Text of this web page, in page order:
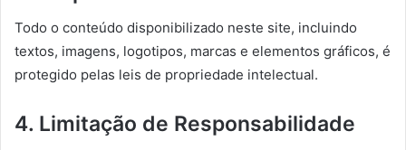
Todo o conteúdo disponibilizado neste site, incluindo
textos, imagens, logotipos, marcas e elementos gráficos, é
protegido pelas leis de propriedade intelectual.
4. Limitação de Responsabilidade